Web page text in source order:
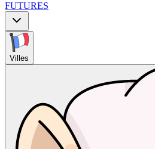
FUTURES
Villes